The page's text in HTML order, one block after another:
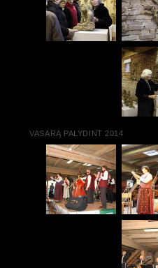
VASARĄ PALYDINT 2014